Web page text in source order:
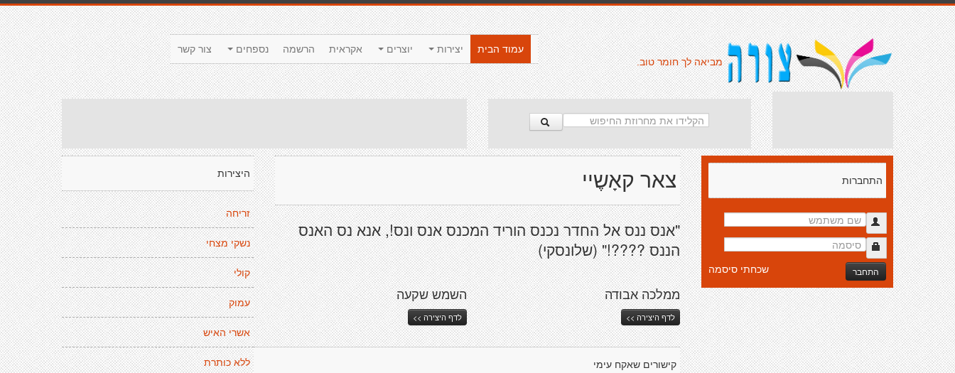
צור קשר נספחים הרשמה אקראית יוצרים יצירות
עמוד הבית
מביאה לך חומר טוב.
היצירות
זריחה
נשקי מצחי
קולי
עמוק
אשרי האיש
ללא כותרת
צאר קאָשֶיי
"אנס ננס אל החדר נכנס הוריד המכנס אנס ונס!, אנא נס האנס
הננס ????!" (שלונסקי)
השמש שקעה
לדף היצירה >>
ממלכה אבודה
לדף היצירה >>
קישורים שאקח עימי
התחברות
התחבר שכחתי סיסמה